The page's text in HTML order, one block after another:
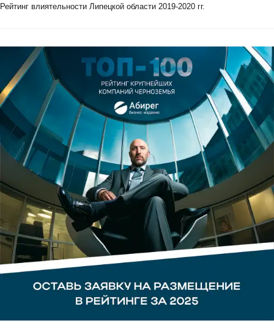
Рейтинг влиятельности Липецкой области 2019-2020 гг.